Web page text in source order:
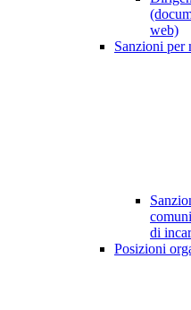
web)
Sanzioni per
di
Posizioni